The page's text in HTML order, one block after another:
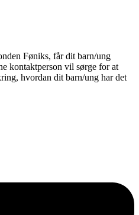
Føniks, får dit barn/ung
kontaktperson vil sørge for at
hvordan dit barn/ung har det